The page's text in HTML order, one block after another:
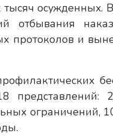
тысяч осужденных.
отбывания
протоколов и
ограничений,